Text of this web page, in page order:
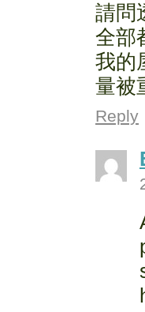
請問
全部
我的
量被
Reply